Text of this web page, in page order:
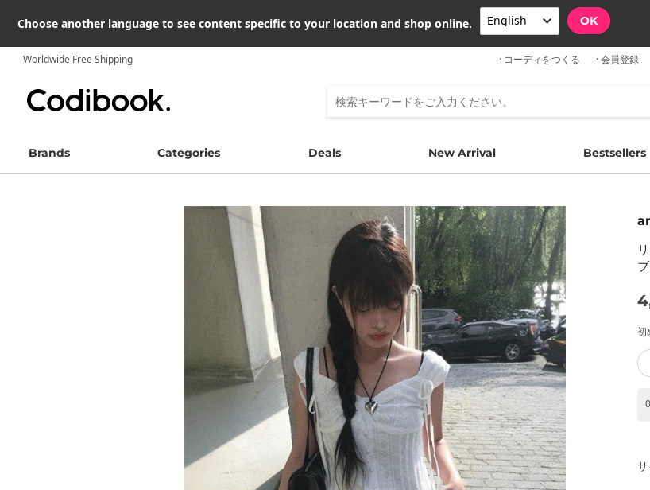
Choose another language to see content specific to your location and shop online. OK
Worldwide Free Shipping · コーディをつくる · 会員登録
Brands Categories Deals New Arrival Bestsellers
初